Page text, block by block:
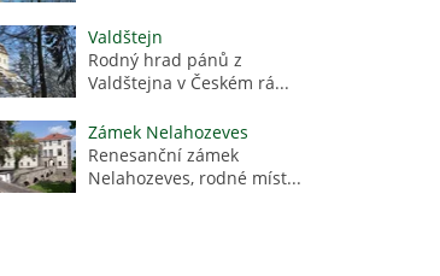
Valdštejn
Rodný hrad pánů z
Valdštejna v Českém rá...
Zámek Nelahozeves
Renesanční zámek
Nelahozeves, rodné míst...